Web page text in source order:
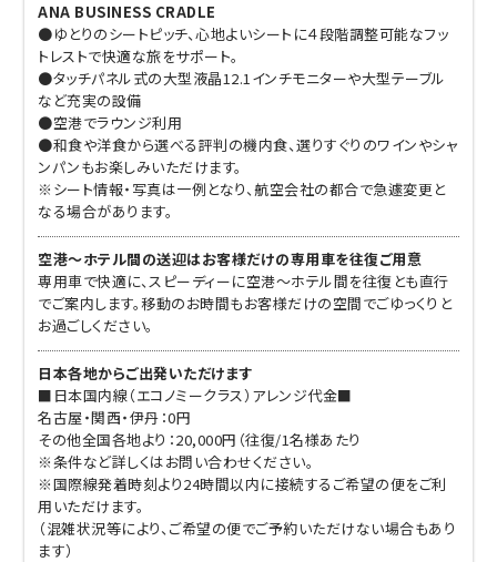
ANA BUSINESS CRADLE
●ゆとりのシートピッチ、心地よいシートに４段階調整可能なフッ
トレストで快適な旅をサポート。
●タッチパネル式の大型液晶12.1インチモニターや大型テーブル
など充実の設備
●空港でラウンジ利用
●和食や洋食から選べる評判の機内食、選りすぐりのワインやシャ
ンパンもお楽しみいただけます。
※シート情報・写真は一例となり、航空会社の都合で急遽変更と
なる場合があります。
空港～ホテル間の送迎はお客様だけの専用車を往復ご用意
専用車で快適に、スピーディーに空港～ホテル間を往復とも直行
でご案内します。移動のお時間もお客様だけの空間でごゆっくりと
お過ごしください。
日本各地からご出発いただけます
■日本国内線（エコノミークラス）アレンジ代金■
名古屋・関西・伊丹：0円
その他全国各地より：20,000円（往復/1名様あたり
※条件など詳しくはお問い合わせください。
※国際線発着時刻より24時間以内に接続するご希望の便をご利
用いただけます。
（混雑状況等により、ご希望の便でご予約いただけない場合もあり
ます）